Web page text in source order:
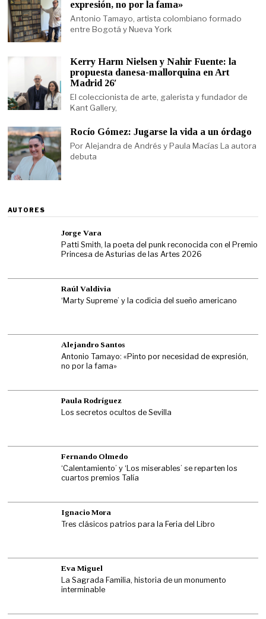
expresión, no por la fama»
Antonio Tamayo, artista colombiano formado
entre Bogotá y Nueva York
Kerry Harm Nielsen y Nahir Fuente: la
propuesta danesa-mallorquina en Art
Madrid 26′
El coleccionista de arte, galerista y fundador de
Kant Gallery,
Rocío Gómez: Jugarse la vida a un órdago
Por Alejandra de Andrés y Paula Macías La autora
debuta
AUTORES
Jorge Vara
Patti Smith, la poeta del punk reconocida con el Premio
Princesa de Asturias de las Artes 2026
Raúl Valdivia
‘Marty Supreme’ y la codicia del sueño americano
Alejandro Santos
Antonio Tamayo: «Pinto por necesidad de expresión,
no por la fama»
Paula Rodríguez
Los secretos ocultos de Sevilla
Fernando Olmedo
‘Calentamiento’ y ‘Los miserables’ se reparten los
cuartos premios Talía
Ignacio Mora
Tres clásicos patrios para la Feria del Libro
Eva Miguel
La Sagrada Familia, historia de un monumento
interminable